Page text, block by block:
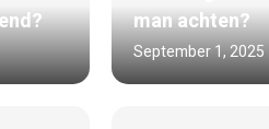
man achten?
September 1, 2025